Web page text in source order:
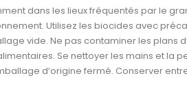
dans les lieux fréquentés par le
Utilisez les biocides avec
vide. Ne pas contaminer les plans
Se nettoyer les mains et la
d’origine fermé. Conserver entre